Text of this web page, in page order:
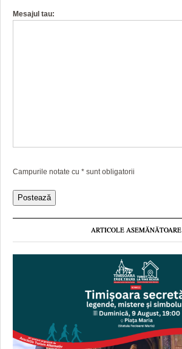
Mesajul tau:
Campurile notate cu * sunt obligatorii
ARTICOLE ASEMĂNĂTOARE